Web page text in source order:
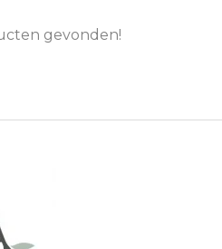
gevonden!